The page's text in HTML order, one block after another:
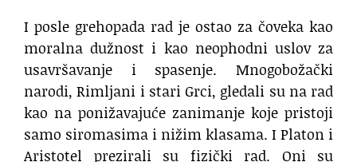
I posle grehopada rad je ostao za čoveka kao
moralna dužnost i kao neophodni uslov za
usavršavanje i spasenje. Mnogobožački
narodi, Rimljani i stari Grci, gledali su na rad
kao na ponižavajuće zanimanje koje pristoji
samo siromasima i nižim klasama. I Platon i
Aristotel prezirali su fizički rad. Oni su